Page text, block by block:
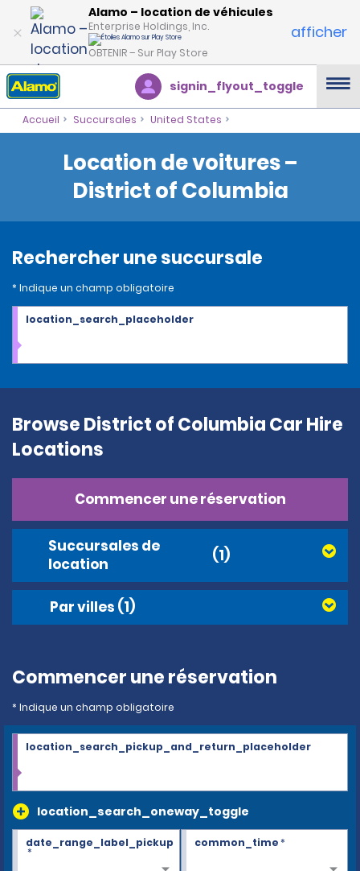
Alamo – location de véhicules
Enterprise Holdings, Inc.
OBTENIR – Sur Play Store
afficher
signin_flyout_toggle
Accueil Succursales United States
Location de voitures –
District of Columbia
Rechercher une succursale
* Indique un champ obligatoire
location_search_placeholder
Browse District of Columbia Car Hire
Locations
Commencer une réservation
Succursales de
location
(1)
Par villes (1)
Commencer une réservation
* Indique un champ obligatoire
location_search_oneway_toggle
location_search_pickup_and_return_placeholder
date_range_label_pickup
*
common_time*